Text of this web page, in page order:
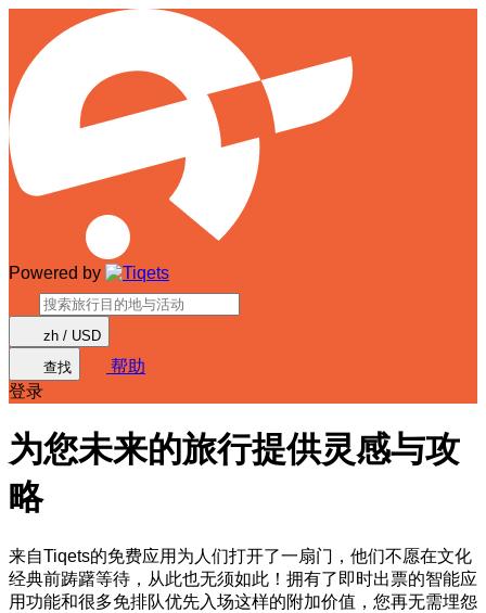
Powered by
zh / USD
查找
帮助
登录
为您未来的旅行提供灵感与攻
略
来自Tiqets的免费应用为人们打开了一扇门，他们不愿在文化
经典前踌躇等待，从此也无须如此！拥有了即时出票的智能应
用功能和很多免排队优先入场这样的附加价值，您再无需埋怨